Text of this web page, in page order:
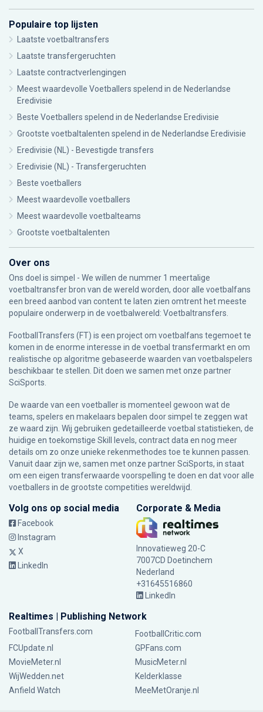
Populaire top lijsten
Laatste voetbaltransfers
Laatste transfergeruchten
Laatste contractverlengingen
Meest waardevolle Voetballers spelend in de Nederlandse
Eredivisie
Beste Voetballers spelend in de Nederlandse Eredivisie
Grootste voetbaltalenten spelend in de Nederlandse Eredivisie
Eredivisie (NL) - Bevestigde transfers
Eredivisie (NL) - Transfergeruchten
Beste voetballers
Meest waardevolle voetballers
Meest waardevolle voetbalteams
Grootste voetbaltalenten
Over ons
Ons doel is simpel - We willen de nummer 1 meertalige
voetbaltransfer bron van de wereld worden, door alle voetbalfans
een breed aanbod van content te laten zien omtrent het meeste
populaire onderwerp in de voetbalwereld: Voetbaltransfers.
FootballTransfers (FT) is een project om voetbalfans tegemoet te
komen in de enorme interesse in de voetbal transfermarkt en om
realistische op algoritme gebaseerde waarden van voetbalspelers
beschikbaar te stellen. Dit doen we samen met onze partner
SciSports
De waarde van een voetballer is momenteel gewoon wat de
teams, spelers en makelaars bepalen door simpel te zeggen wat
ze waard zijn. Wij gebruiken gedetailleerde voetbal statistieken, de
huidige en toekomstige Skill levels, contract data en nog meer
details om zo onze unieke rekenmethodes toe te kunnen passen.
Vanuit daar zijn we, samen met onze partner SciSports, in staat
om een eigen transferwaarde voorspelling te doen en dat voor alle
voetballers in de grootste competities wereldwijd.
Volg ons op social media
Facebook
Instagram
X
LinkedIn
Corporate & Media
Innovatieweg 20-C
7007CD Doetinchem
Nederland
+31645516860
LinkedIn
Realtimes | Publishing Network
FootballTransfers.com
FootballCritic.com
FCUpdate.nl
GPFans.com
MovieMeter.nl
MusicMeter.nl
WijWedden.net
Kelderklasse
Anfield Watch
MeeMetOranje.nl